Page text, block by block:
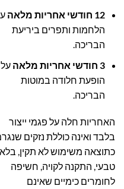
12 חודשי אחריות מלאה
הלחמות ותפרים ביריעת
הבריכה.
3 חודשי אחריות מלאה
על
הופעת חלודה במוטות
הבריכה.
האחריות חלה על פגמי ייצור
בלבד ואינה כוללת נזקים
כתוצאה משימוש לא תקין,
טבעי, התקנה לקויה, חשיפה
לחומרים כימיים שאינם